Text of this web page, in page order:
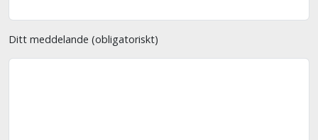
Ditt meddelande (obligatoriskt)